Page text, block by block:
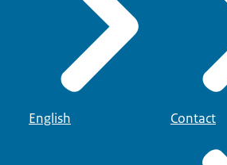
English Contact